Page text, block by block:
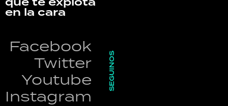
en la cara
Facebook
Twitter
Youtube
Instagram
SEGUINOS